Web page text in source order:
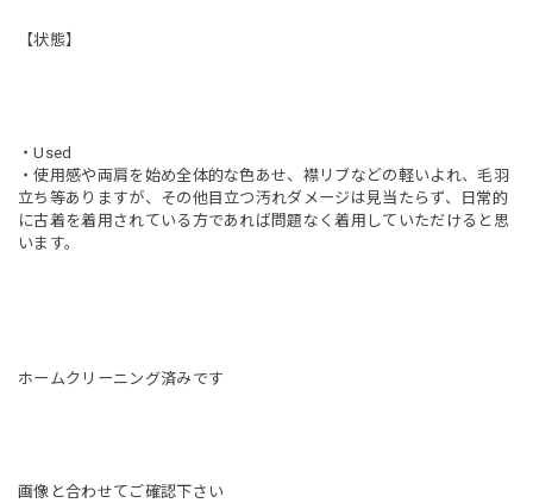
【状態】
・Used
・使用感や両肩を始め全体的な色あせ、襟リブなどの軽いよれ、毛羽
立ち等ありますが、その他目立つ汚れダメージは見当たらず、日常的
に古着を着用されている方であれば問題なく着用していただけると思
います。
ホームクリーニング済みです
画像と合わせてご確認下さい